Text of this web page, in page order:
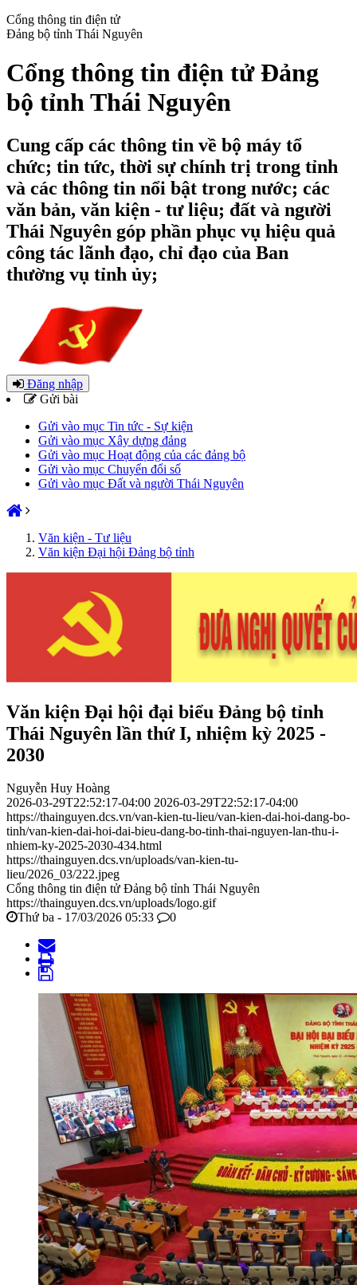
Cổng thông tin điện tử
Đảng bộ tỉnh Thái Nguyên
Cổng thông tin điện tử Đảng
bộ tỉnh Thái Nguyên
Cung cấp các thông tin về bộ máy tổ
chức; tin tức, thời sự chính trị trong tỉnh
và các thông tin nổi bật trong nước; các
văn bản, văn kiện - tư liệu; đất và người
Thái Nguyên góp phần phục vụ hiệu quả
công tác lãnh đạo, chỉ đạo của Ban
thường vụ tỉnh ủy;
Đăng nhập
Gửi bài
Gửi vào mục Tin tức - Sự kiện
Gửi vào mục Xây dựng đảng
Gửi vào mục Hoạt động của các đảng bộ
Gửi vào mục Chuyển đổi số
Gửi vào mục Đất và người Thái Nguyên
Văn kiện - Tư liệu
Văn kiện Đại hội Đảng bộ tỉnh
Văn kiện Đại hội đại biểu Đảng bộ tỉnh
Thái Nguyên lần thứ I, nhiệm kỳ 2025 -
2030
Nguyễn Huy Hoàng
2026-03-29T22:52:17-04:00 2026-03-29T22:52:17-04:00
https://thainguyen.dcs.vn/van-kien-tu-lieu/van-kien-dai-hoi-dang-bo-
tinh/van-kien-dai-hoi-dai-bieu-dang-bo-tinh-thai-nguyen-lan-thu-i-
nhiem-ky-2025-2030-434.html
https://thainguyen.dcs.vn/uploads/van-kien-tu-
lieu/2026_03/222.jpeg
Cổng thông tin điện tử Đảng bộ tỉnh Thái Nguyên
https://thainguyen.dcs.vn/uploads/logo.gif
Thứ ba - 17/03/2026 05:33
0